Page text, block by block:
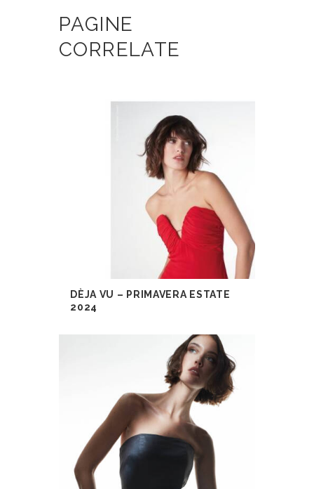
PAGINE
CORRELATE
DÈJA VU – PRIMAVERA ESTATE
2024